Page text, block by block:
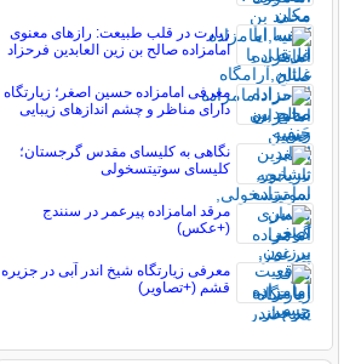
زیارت در قلب طبیعت: رازهای معنوی
امامزاده صالح بن زین العابدین فرحزاد
معرفی امامزاده حسین اصغر؛ زیارتگاه
دارای مناظر و چشم اندازهای زیبایی
نگاهی به کلیسای مقدس گرجستان؛
کلیسای سوتیتسخولی
مرقد امامزاده پیرعمر در سنندج
(+عکس)
معرفی زیارتگاه شیخ اندر آبی در جزیره
قشم (+تصاویر)